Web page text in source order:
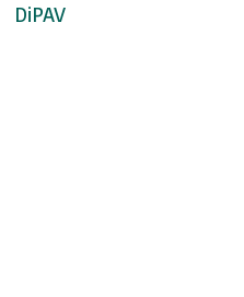
DiPAV